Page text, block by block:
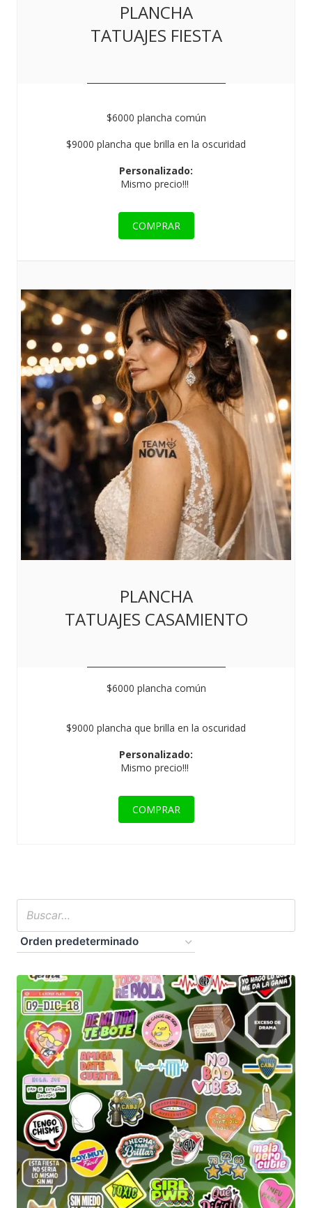
PLANCHA
TATUAJES FIESTA
$6000 plancha común
$9000 plancha que brilla en la oscuridad
Personalizado:
Mismo precio!!!
COMPRAR
PLANCHA
TATUAJES CASAMIENTO
$6000 plancha común
$9000 plancha que brilla en la oscuridad
Personalizado:
Mismo precio!!!
COMPRAR